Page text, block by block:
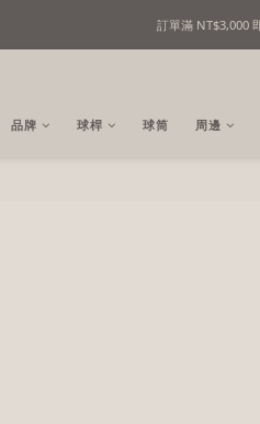
精選撞球用品
訂單滿 NT$3,000
精選撞球用品
品牌 球桿 球筒 周邊